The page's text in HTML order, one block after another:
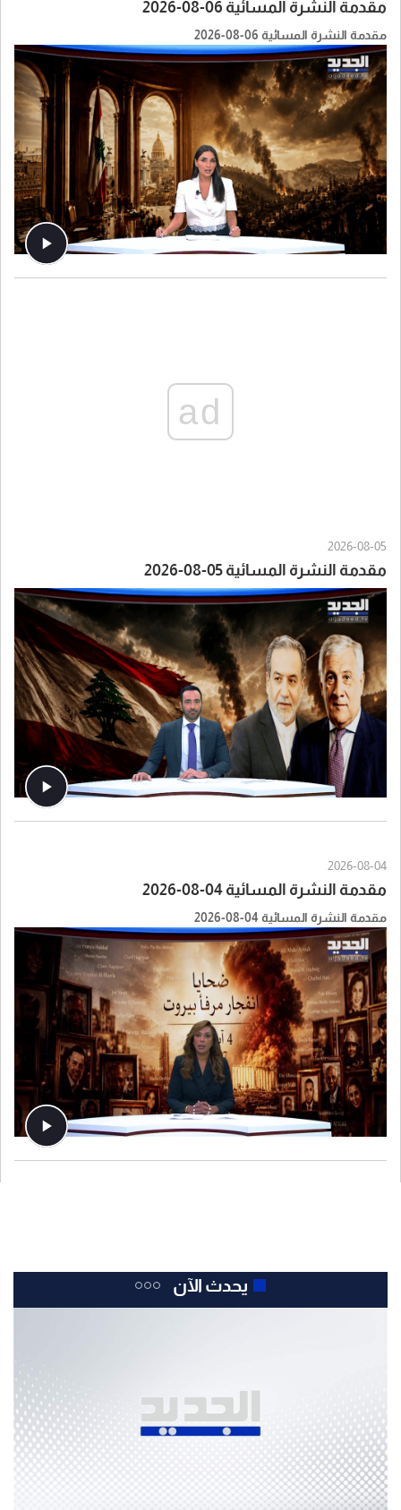
مقدمة النشرة المسائية 06-08-2026
مقدمة النشرة المسائية 06-08-2026
ad
2026-08-05
مقدمة النشرة المسائية 05-08-2026
2026-08-04
مقدمة النشرة المسائية 04-08-2026
مقدمة النشرة المسائية 04-08-2026
يحدث الآن